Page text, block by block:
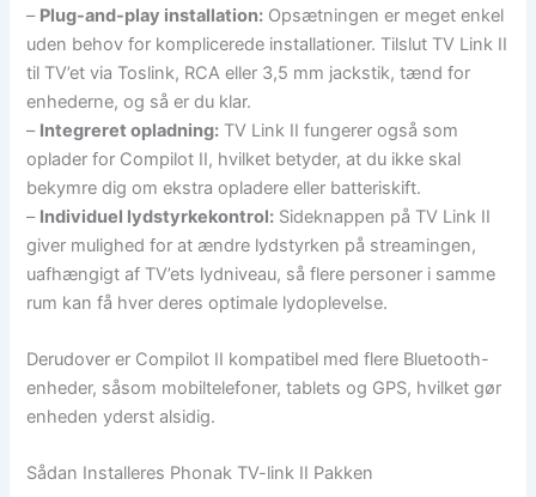
– Plug-and-play installation: Opsætningen er meget enkel
uden behov for komplicerede installationer. Tilslut TV Link II
til TV’et via Toslink, RCA eller 3,5 mm jackstik, tænd for
enhederne, og så er du klar.
– Integreret opladning: TV Link II fungerer også som
oplader for Compilot II, hvilket betyder, at du ikke skal
bekymre dig om ekstra opladere eller batteriskift.
– Individuel lydstyrkekontrol: Sideknappen på TV Link II
giver mulighed for at ændre lydstyrken på streamingen,
uafhængigt af TV’ets lydniveau, så flere personer i samme
rum kan få hver deres optimale lydoplevelse.
Derudover er Compilot II kompatibel med flere Bluetooth-
enheder, såsom mobiltelefoner, tablets og GPS, hvilket gør
enheden yderst alsidig.
Sådan Installeres Phonak TV-link II Pakken